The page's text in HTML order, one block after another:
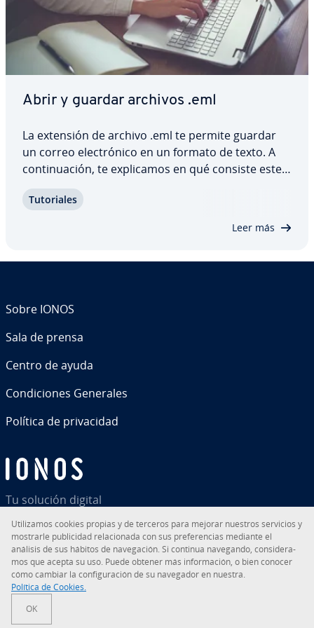
Abrir y guardar archivos .eml
La extensión de archivo .eml te permite guardar
un correo ele­c­tró­ni­co en un formato de texto. A
co­n­ti­nua­ción, te ex­pli­ca­mos en qué consiste este
qué se utiliza exac­ta­me­n­te. Además, te mostramos
Tu­to­ria­les
Leer más
Tu solución digital
Sobre IONOS
Sala de prensa
Centro de ayuda
Co­n­di­cio­nes Generales
Política de pri­va­ci­dad
© 2026IONOS Inc.
RSS LinkedIntiktok InstagramFacebookYouTube
Uti­li­za­mos cookies propias y de terceros para mejorar nuestros servicios y
mostrarle pu­bli­ci­dad re­la­cio­na­da con sus pre­fe­re­n­cias mediante el
análisis de sus hábitos de na­ve­ga­ción. Si continua navegando, co­n­si­de­ra­
mos que acepta su uso. Puede obtener más in­fo­r­ma­ción, o bien conocer
cómo cambiar la co­n­fi­gu­ra­ción de su navegador en nuestra.
Política de Cookies.
OK